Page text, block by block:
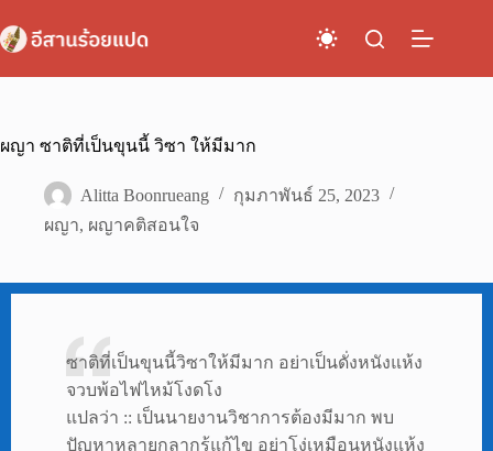
to
content
ผญา ซาติที่เป็นขุนนี้ วิซา ให้มีมาก
Alitta Boonrueang
กุมภาพันธ์ 25, 2023
ผญา, ผญาคติสอนใจ
ซาติที่เป็นขุนนี้วิซาให้มีมาก อย่าเป็นดั่งหนังแห้ง
จวบพ้อไฟไหม้โงดโง
แปลว่า :: เป็นนายงานวิชาการต้องมีมาก พบ
ปัญหาหลายกลากรู้แก้ไข อย่าโง่เหมือนหนังแห้ง